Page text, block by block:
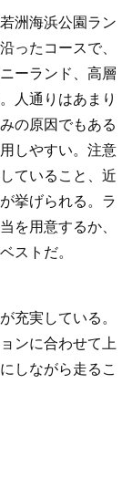
洲海浜公園ラン
ったコースで、
ーランド、高層
人通りはあまり
の原因でもある
しやすい。注意
ていること、近
挙げられる。ラ
を用意するか、
ストだ。
充実している。
ンに合わせて上
しながら走るこ